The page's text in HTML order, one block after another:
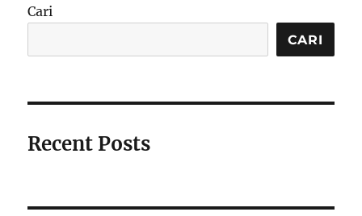
Cari
CARI
Recent Posts